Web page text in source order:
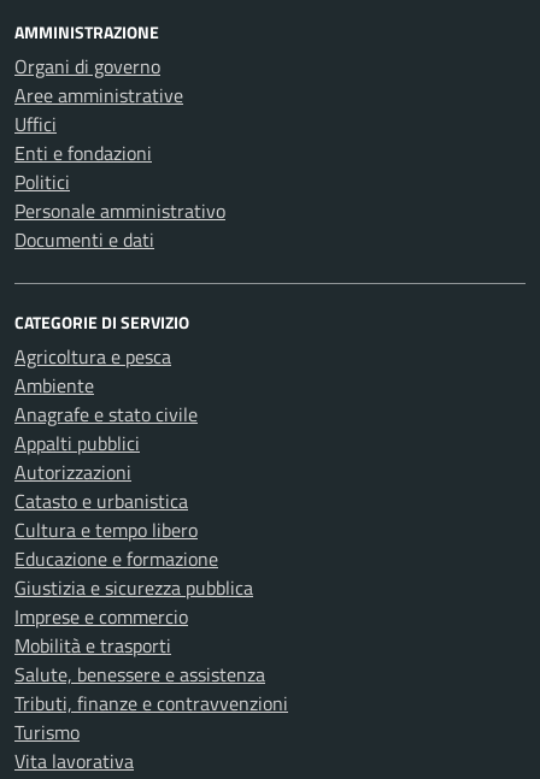
AMMINISTRAZIONE
Organi di governo
Aree amministrative
Uffici
Enti e fondazioni
Politici
Personale amministrativo
Documenti e dati
CATEGORIE DI SERVIZIO
Agricoltura e pesca
Ambiente
Anagrafe e stato civile
Appalti pubblici
Autorizzazioni
Catasto e urbanistica
Cultura e tempo libero
Educazione e formazione
Giustizia e sicurezza pubblica
Imprese e commercio
Mobilità e trasporti
Salute, benessere e assistenza
Tributi, finanze e contravvenzioni
Turismo
Vita lavorativa